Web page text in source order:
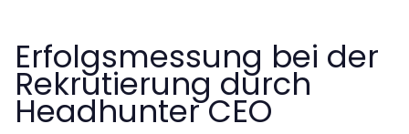
Erfolgsmessung bei der
Rekrutierung durch
Headhunter CEO